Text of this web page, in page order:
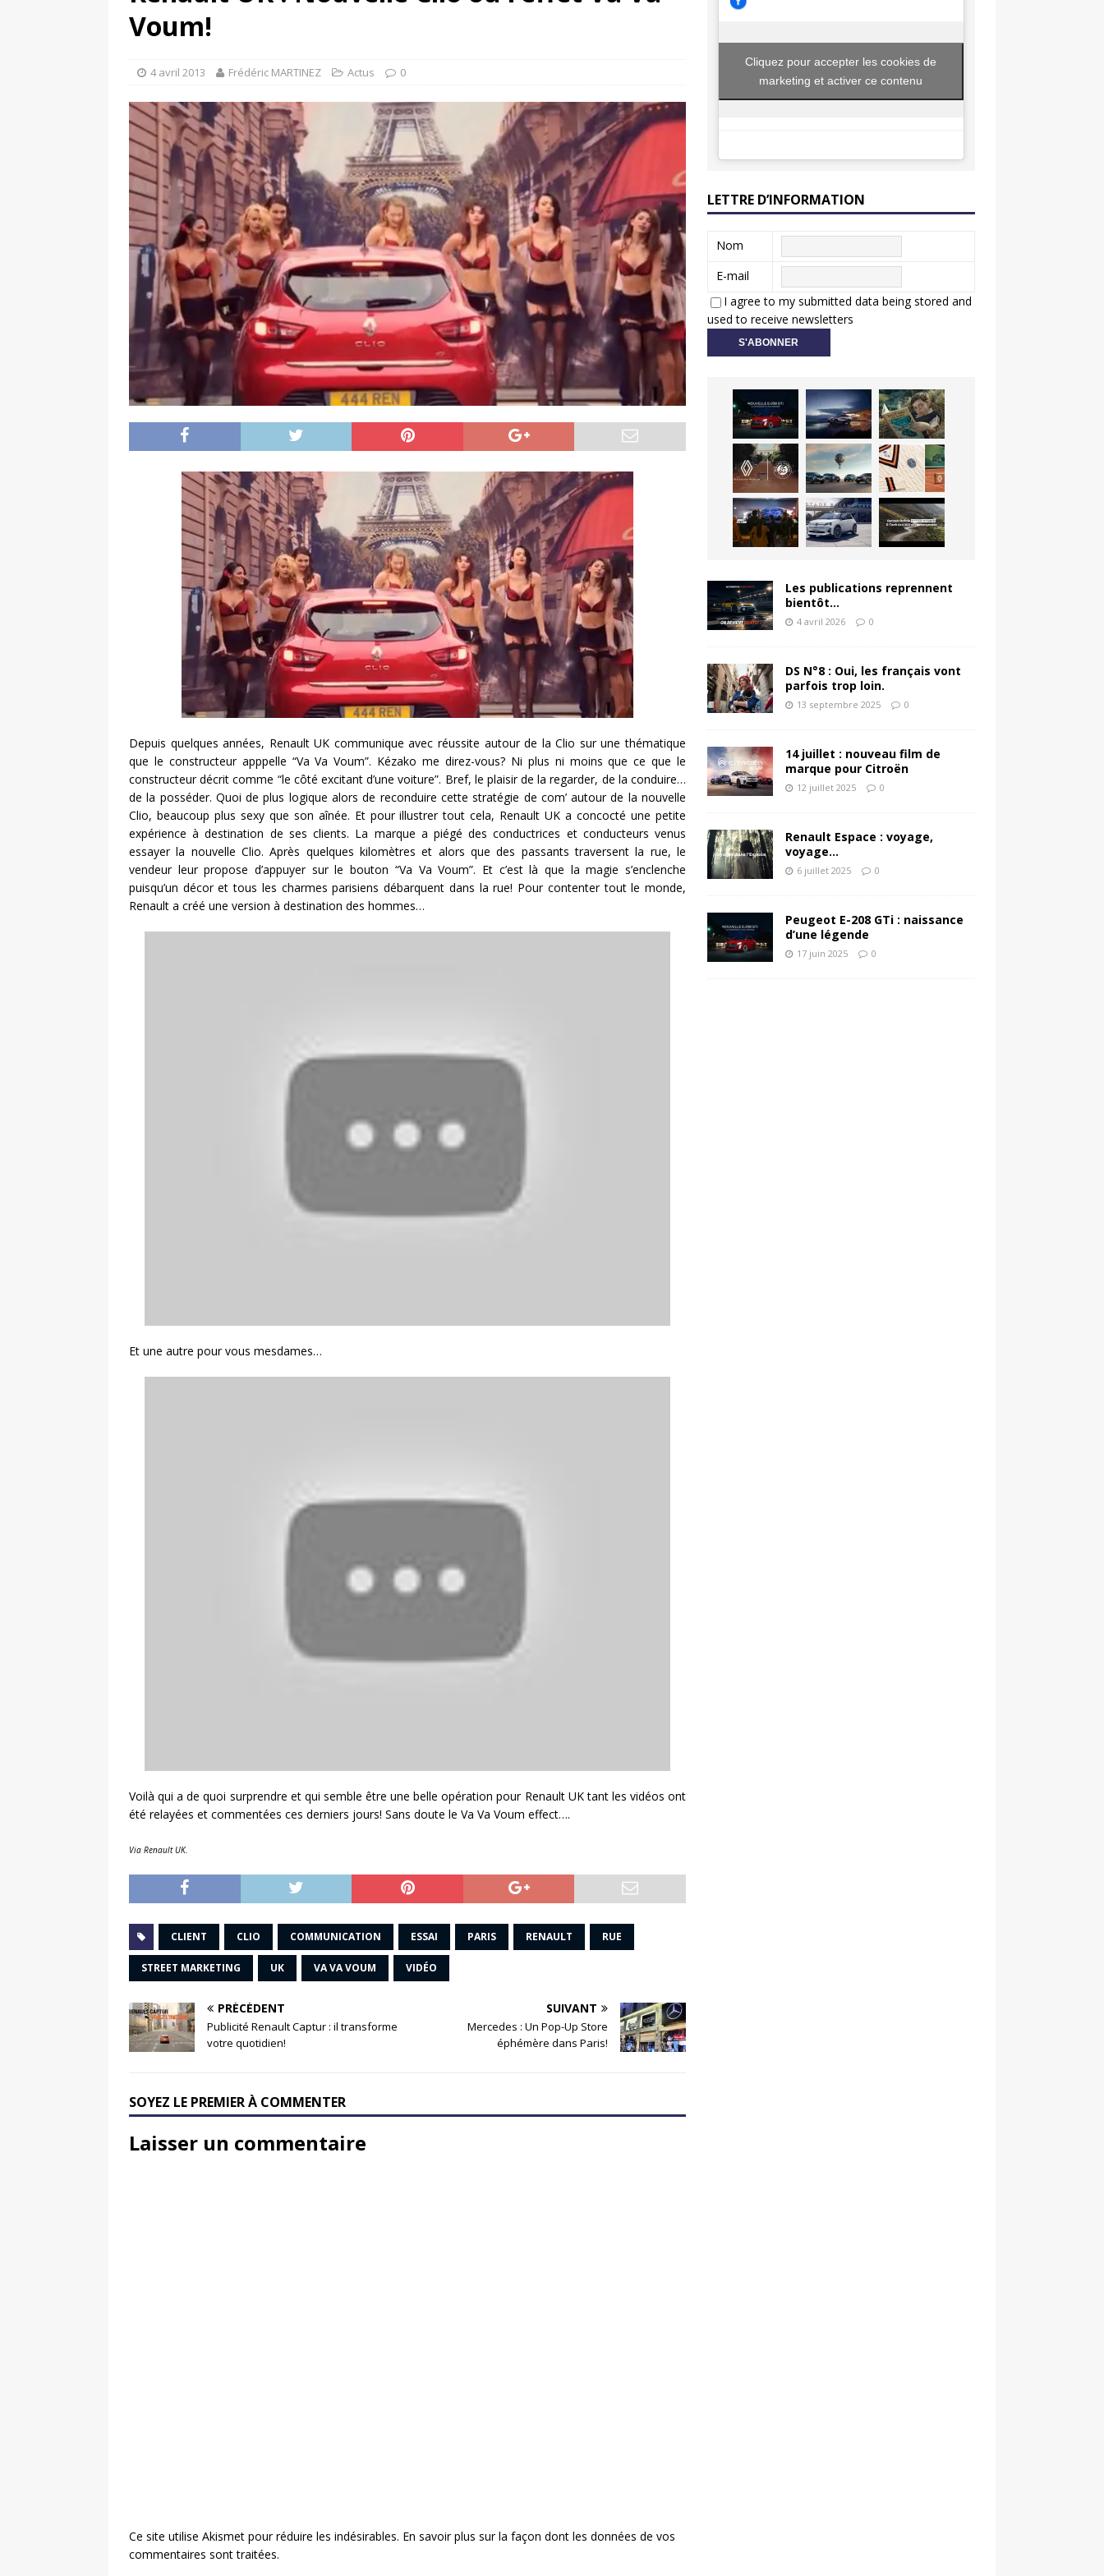
Voum!
4 avril 2013 Frédéric MARTINEZ Actus 0
Depuis quelques années, Renault UK communique avec réussite autour de la Clio sur une thématique
que le constructeur apppelle “Va Va Voum”. Kézako me direz-vous? Ni plus ni moins que ce que le
constructeur décrit comme “le côté excitant d’une voiture”. Bref, le plaisir de la regarder, de la conduire…
de la posséder. Quoi de plus logique alors de reconduire cette stratégie de com’ autour de la nouvelle
Clio, beaucoup plus sexy que son aînée. Et pour illustrer tout cela, Renault UK a concocté une petite
expérience à destination de ses clients. La marque a piégé des conductrices et conducteurs venus
essayer la nouvelle Clio. Après quelques kilomètres et alors que des passants traversent la rue, le
vendeur leur propose d’appuyer sur le bouton “Va Va Voum”. Et c’est là que la magie s’enclenche
puisqu’un décor et tous les charmes parisiens débarquent dans la rue! Pour contenter tout le monde,
Renault a créé une version à destination des hommes…
Et une autre pour vous mesdames…
Voilà qui a de quoi surprendre et qui semble être une belle opération pour Renault UK tant les vidéos ont
été relayées et commentées ces derniers jours! Sans doute le Va Va Voum effect….
Via Renault UK.
CLIENT CLIO COMMUNICATION ESSAI PARIS RENAULT RUE
STREET MARKETING UK VA VA VOUM VIDÉO
PRÉCÉDENT
Publicité Renault Captur : il transforme
votre quotidien!
SUIVANT
Mercedes : Un Pop-Up Store
éphémère dans Paris!
SOYEZ LE PREMIER À COMMENTER
Laisser un commentaire
Ce site utilise Akismet pour réduire les indésirables. En savoir plus sur la façon dont les données de vos
commentaires sont traitées.
Cliquez pour accepter les cookies de
marketing et activer ce contenu
LETTRE D’INFORMATION
Nom
E-mail
I agree to my submitted data being stored and
used to receive newsletters
Les publications reprennent
bientôt…
4 avril 2026 0
DS N°8 : Oui, les français vont
parfois trop loin.
13 septembre 2025 0
14 juillet : nouveau film de
marque pour Citroën
12 juillet 2025 0
Renault Espace : voyage,
voyage…
6 juillet 2025 0
Peugeot E-208 GTi : naissance
d’une légende
17 juin 2025 0